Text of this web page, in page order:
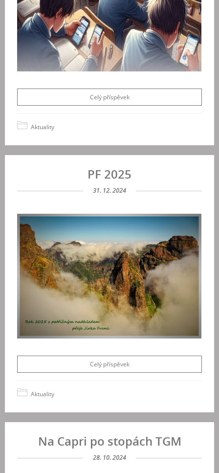
Celý příspěvek
Aktuality
PF 2025
31. 12. 2024
Celý příspěvek
Aktuality
Na Capri po stopách TGM
28. 10. 2024